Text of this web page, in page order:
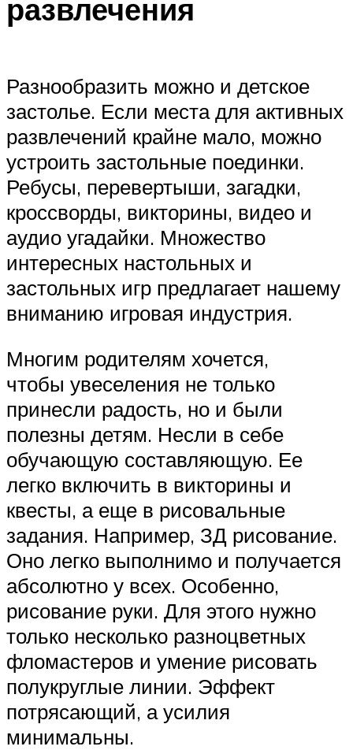
развлечения
Разнообразить можно и детское
застолье. Если места для активных
развлечений крайне мало, можно
устроить застольные поединки.
Ребусы, перевертыши, загадки,
кроссворды, викторины, видео и
аудио угадайки. Множество
интересных настольных и
застольных игр предлагает нашему
вниманию игровая индустрия.
Многим родителям хочется,
чтобы увеселения не только
принесли радость, но и были
полезны детям. Несли в себе
обучающую составляющую. Ее
легко включить в викторины и
квесты, а еще в рисовальные
задания. Например, ЗД рисование.
Оно легко выполнимо и получается
абсолютно у всех. Особенно,
рисование руки. Для этого нужно
только несколько разноцветных
фломастеров и умение рисовать
полукруглые линии. Эффект
потрясающий, а усилия
минимальны.